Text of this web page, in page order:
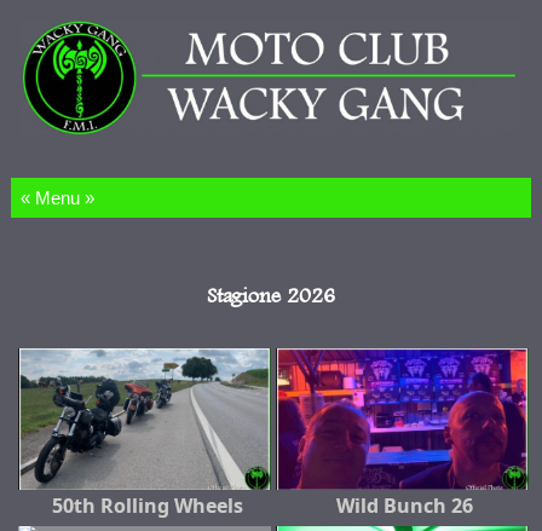
Salta al contenuto
Stagione 2026
50th Rolling Wheels Wild Bunch 26